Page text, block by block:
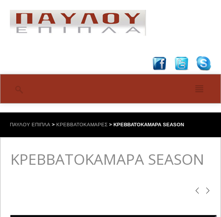
ΠΑΥΛΟΥ ΕΠΙΠΛΑ > ΚΡΕΒΒΑΤΟΚΑΜΑΡΕΣ > ΚΡΕΒΒΑΤΟΚΑΜΑΡΑ SEASON
ΚΡΕΒΒΑΤΟΚΑΜΑΡΑ SEASON